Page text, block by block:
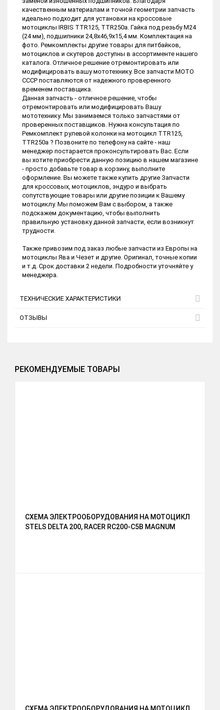
качественным материалам и точной геометрии запчасть
идеально подходит для установки на кроссовые
мотоциклы IRBIS TTR125, TTR250a. Гайка под резьбу М24
(24 мм), подшипники 24,8х46,9х15,4 мм. Комплектация на
фото. Ремкомплекты другие товары для питбайков,
мотоциклов и скутеров доступны в ассортименте нашего
каталога. Отличное решение отремонтировать или
модифицировать вашу мототехнику. Все запчасти МОТО
СССР поставляются от надежного проверенного
временем поставщика.
Данная запчасть - отличное решение, чтобы
отремонтировать или модифицировать Вашу
мототехнику. Мы занимаемся только запчастями от
проверенных поставщиков. Нужна консультация по
Ремкомплект рулевой колонки на мотоцикл TTR125,
TTR250a ? Позвоните по телефону на сайте - наш
менеджер постарается проконсультировать Вас. Если
вы хотите приобрести данную позицию в нашем магазине
- просто добавьте товар в корзину, выполните
оформление. Вы можете также купить другие Запчасти
для кроссовых, мотоциклов, эндуро и выбрать
сопутствующие товары или другие позиции к Вашему
мотоциклу. Мы поможем Вам с выбором, а также
подскажем документацию, чтобы выполнить
правильную установку данной запчасти, если возникнут
трудности.
Также привозим под заказ любые запчасти из Европы на
мотоциклы Ява и Чезет и другие. Оригинал, точные копии
и т.д. Срок доставки 2 недели. Подробности уточняйте у
менеджера.
ТЕХНИЧЕСКИЕ ХАРАКТЕРИСТИКИ
ОТЗЫВЫ
РЕКОМЕНДУЕМЫЕ ТОВАРЫ
СХЕМА ЭЛЕКТРООБОРУДОВАНИЯ НА МОТОЦИКЛ
STELS DELTA 200, RACER RC200-C5B MAGNUM